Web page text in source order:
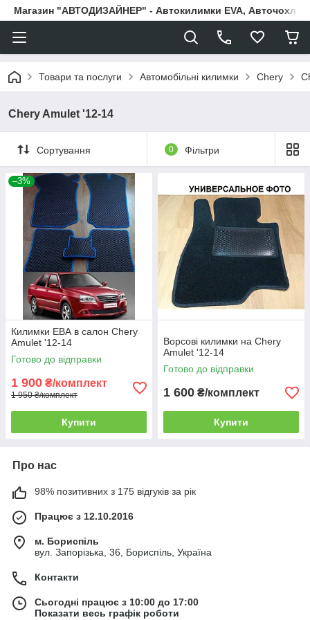
Магазин "АВТОДИЗАЙНЕР" - Автокилимки EVA, Авточохли,
Товари та послуги Автомобільні килимки Chery
Chery Amulet '12-14
Сортування 0 Фільтри
–3%
Килимки ЕВА в салон Chery
Amulet '12-14
Готово до відправки
1 900 ₴/комплект
1 950 ₴/комплект
Купити
Ворсові килимки на Chery
Amulet '12-14
Готово до відправки
1 600 ₴/комплект
Купити
Про нас
98% позитивних з 175 відгуків за рік
Працює з 12.10.2016
м. Бориспіль
вул. Запорізька, 36, Бориспіль, Україна
Контакти
Сьогодні працює з 10:00 до 17:00
Показати весь графік роботи